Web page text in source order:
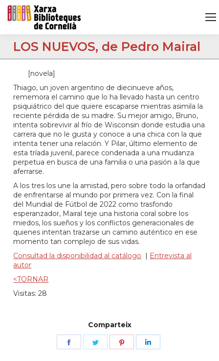
LOS NUEVOS, de Pedro Mairal
[novela]
Thiago, un joven argentino de diecinueve años,
rememora el camino que lo ha llevado hasta un centro
psiquiátrico del que quiere escaparse mientras asimila la
reciente pérdida de su madre. Su mejor amigo, Bruno,
intenta sobrevivir al frío de Wisconsin donde estudia una
carrera que no le gusta y conoce a una chica con la que
intenta tener una relación. Y Pilar, último elemento de
esta tríada juvenil, parece condenada a una mudanza
perpetua en busca de una familia o una pasión a la que
aferrarse.
A los tres los une la amistad, pero sobre todo la orfandad
de enfrentarse al mundo por primera vez. Con la final
del Mundial de Fútbol de 2022 como trasfondo
esperanzador, Mairal teje una historia coral sobre los
miedos, los sueños y los conflictos generacionales de
quienes intentan trazarse un camino auténtico en ese
momento tan complejo de sus vidas.
Consultad la disponibilidad al catálogo | Entrevista al
autor
<TORNAR
Visitas: 28
Comparteix
Share
Share
Share